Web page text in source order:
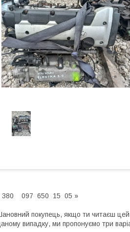
380 097 650 15 05 »
покупець, якщо ти читаєш
випадку, ми пропонуємо три